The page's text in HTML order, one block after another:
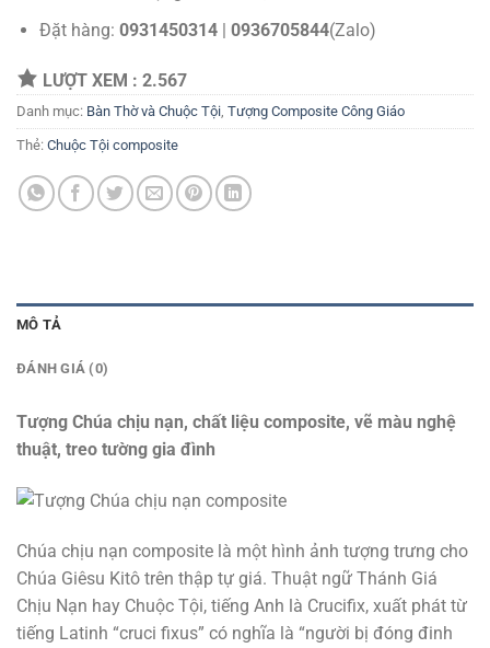
Đặt hàng: 0931450314| 0936705844(Zalo)
LƯỢT XEM : 2.567
Danh mục: Bàn Thờ và Chuộc Tội Tượng Composite Công Giáo
Thẻ: Chuộc Tội composite
MÔ TẢ
ĐÁNH GIÁ (0)
Tượng Chúa chịu nạn, chất liệu composite, vẽ màu nghệ
thuật, treo tường gia đình
Chúa chịu nạn composite là một hình ảnh tượng trưng cho
Chúa Giêsu Kitô trên thập tự giá. Thuật ngữ Thánh Giá
Chịu Nạn hay Chuộc Tội, tiếng Anh là Crucifix, xuất phát từ
tiếng Latinh “cruci fixus” có nghĩa là “người bị đóng đinh